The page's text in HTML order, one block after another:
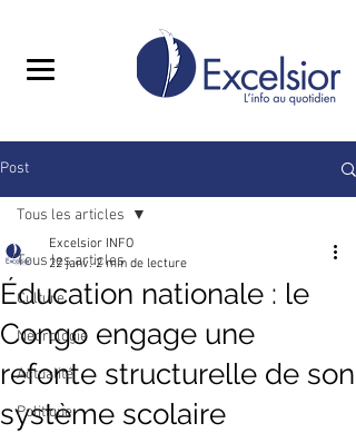
Post
Tous les articles
Culture
Nécrologie
Actualité
Politique
Tous les articles
Éducation nationale : le
Congo engage une
refonte structurelle de son
système scolaire ‎
Excelsior INFO
22 janv. 2 min de lecture